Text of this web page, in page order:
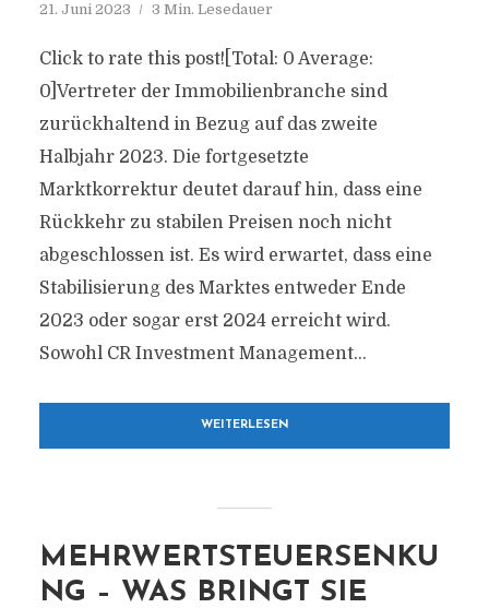
21. Juni 2023 3 Min. Lesedauer
Click to rate this post![Total: 0 Average:
0]Vertreter der Immobilienbranche sind
zurückhaltend in Bezug auf das zweite
Halbjahr 2023. Die fortgesetzte
Marktkorrektur deutet darauf hin, dass eine
Rückkehr zu stabilen Preisen noch nicht
abgeschlossen ist. Es wird erwartet, dass eine
Stabilisierung des Marktes entweder Ende
2023 oder sogar erst 2024 erreicht wird.
Sowohl CR Investment Management...
WEITERLESEN
MEHRWERTSTEUERSENKU
NG – WAS BRINGT SIE